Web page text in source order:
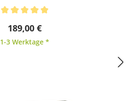
189,00 €
1-3 Werktage *